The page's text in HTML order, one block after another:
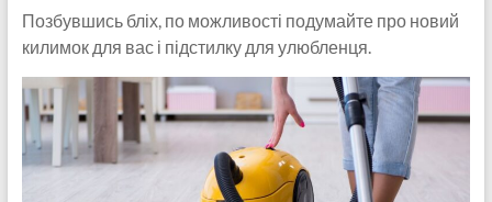
Позбувшись бліх, по можливості подумайте про новий
килимок для вас і підстилку для улюбленця.